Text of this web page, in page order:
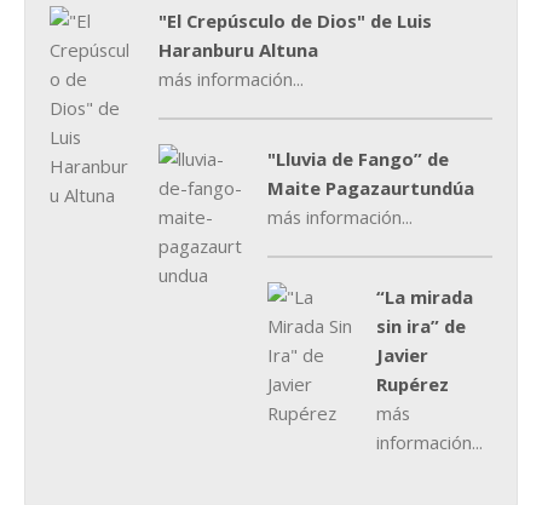
"El Crepúsculo de Dios" de Luis
Haranburu Altuna
más información...
"Lluvia de Fango” de
Maite Pagazaurtundúa
más información...
“La mirada
sin ira” de
Javier
Rupérez
más
información...